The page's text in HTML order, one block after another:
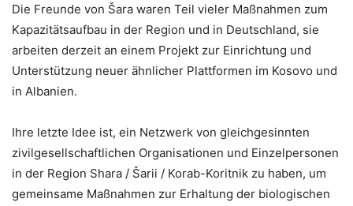
Die Freunde von Šara waren Teil vieler Maßnahmen zum
Kapazitätsaufbau in der Region und in Deutschland, sie
arbeiten derzeit an einem Projekt zur Einrichtung und
Unterstützung neuer ähnlicher Plattformen im Kosovo und
in Albanien.
Ihre letzte Idee ist, ein Netzwerk von gleichgesinnten
zivilgesellschaftlichen Organisationen und Einzelpersonen
in der Region Shara / Šarii / Korab-Koritnik zu haben, um
gemeinsame Maßnahmen zur Erhaltung der biologischen